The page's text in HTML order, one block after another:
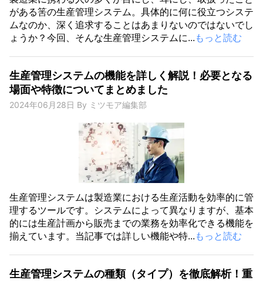
がある筈の生産管理システム。具体的に何に役立つシステ
ムなのか、深く追求することはあまりないのではないでし
ょうか？今回、そんな生産管理システムに... もっと読む
生産管理システムの機能を詳しく解説！必要となる
場面や特徴についてまとめました
2024年06月28日 By ミツモア編集部
生産管理システムは製造業における生産活動を効率的に管
理するツールです。システムによって異なりますが、基本
的には生産計画から販売までの業務を効率化できる機能を
揃えています。当記事では詳しい機能や特... もっと読む
生産管理システムの種類（タイプ）を徹底解析！重